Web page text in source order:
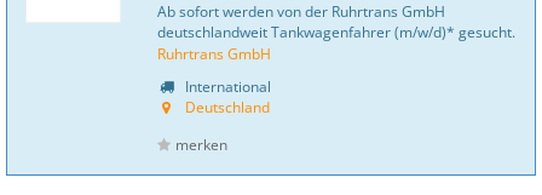
Ab sofort werden von der Ruhrtrans GmbH
deutschlandweit Tankwagenfahrer (m/w/d)* gesucht.
Ruhrtrans GmbH
International
Deutschland
merken